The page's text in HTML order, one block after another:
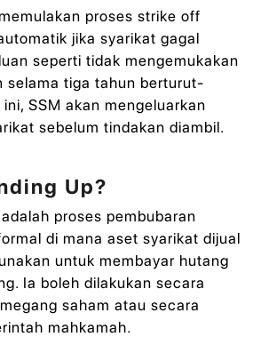
proses strike off
jika syarikat gagal
seperti tidak mengemukakan
selama tiga tahun berturut-
SSM akan mengeluarkan
sebelum tindakan diambil.
Up?
proses pembubaran
di mana aset syarikat dijual
untuk membayar hutang
Ia boleh dilakukan secara
saham atau secara
mahkamah.